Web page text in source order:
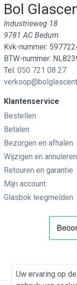
Bol
Industrieweg 18
9781 AC Bedum
Kvk-nummer:
BTW-nummer:
Tel. 050 721 08 27
Klantenservice
Bestellen
Betalen
Bezorgen en afhalen
Wijzigen en annuleren
Retouren en garantie
Mijn account
Glasbok leegmelden
Uw ervaring op